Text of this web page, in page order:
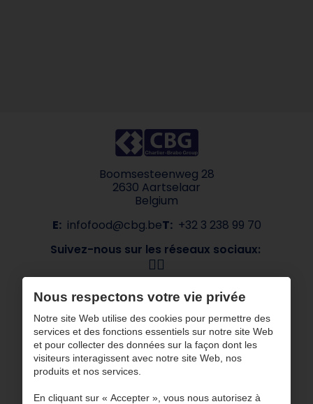
Boomsesteenweg 28
2630 Aartselaar
Belgium
E: infofood@cbg.beT: +32 3 238 99 70
Suivez-nous sur les réseaux sociaux:
Navigation
À propos de CBG
Secteurs
ESG
Nos marques
Contact
Nous respectons votre vie privée
Notre site Web utilise des cookies pour permettre des
services et des fonctions essentiels sur notre site Web
et pour collecter des données sur la façon dont les
visiteurs interagissent avec notre site Web, nos
produits et nos services.
En cliquant sur « Accepter », vous nous autorisez à